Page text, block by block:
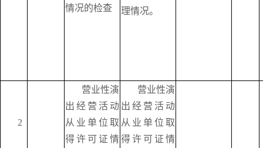
情况的检查
理情况。
2
营业性演
出经营活动
从业单位取
得许可证情
营业性演
出经营活动
从业单位取
得许可证情